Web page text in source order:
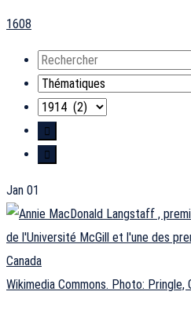
1608
Rechercher
Thématiques
Années
Jan 01
Wikimedia Commons. Photo: Pringle,